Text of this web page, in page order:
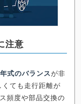
注意
式のバランスが非
ても走行距離が
頻度や部品交換の